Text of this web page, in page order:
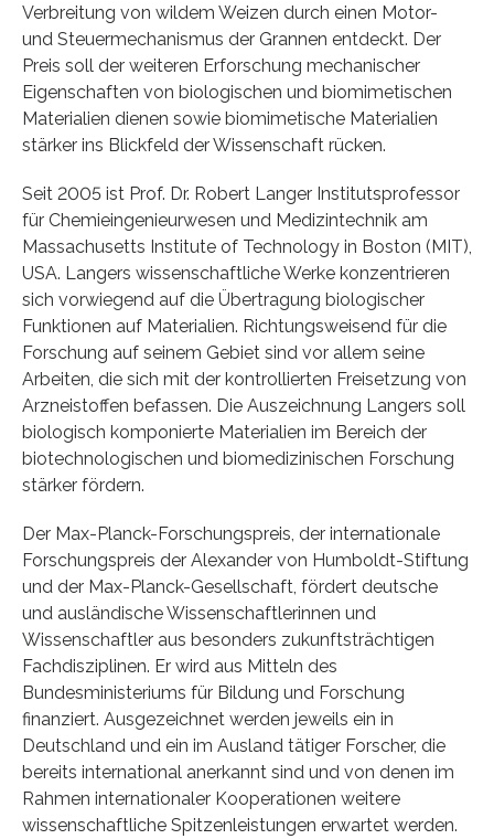
Verbreitung von wildem Weizen durch einen Motor-
und Steuermechanismus der Grannen entdeckt. Der
Preis soll der weiteren Erforschung mechanischer
Eigenschaften von biologischen und biomimetischen
Materialien dienen sowie biomimetische Materialien
stärker ins Blickfeld der Wissenschaft rücken.
Seit 2005 ist Prof. Dr. Robert Langer Institutsprofessor
für Chemieingenieurwesen und Medizintechnik am
Massachusetts Institute of Technology in Boston (MIT),
USA. Langers wissenschaftliche Werke konzentrieren
sich vorwiegend auf die Übertragung biologischer
Funktionen auf Materialien. Richtungsweisend für die
Forschung auf seinem Gebiet sind vor allem seine
Arbeiten, die sich mit der kontrollierten Freisetzung von
Arzneistoffen befassen. Die Auszeichnung Langers soll
biologisch komponierte Materialien im Bereich der
biotechnologischen und biomedizinischen Forschung
stärker fördern.
Der Max-Planck-Forschungspreis, der internationale
Forschungspreis der Alexander von Humboldt-Stiftung
und der Max-Planck-Gesellschaft, fördert deutsche
und ausländische Wissenschaftlerinnen und
Wissenschaftler aus besonders zukunftsträchtigen
Fachdisziplinen. Er wird aus Mitteln des
Bundesministeriums für Bildung und Forschung
finanziert. Ausgezeichnet werden jeweils ein in
Deutschland und ein im Ausland tätiger Forscher, die
bereits international anerkannt sind und von denen im
Rahmen internationaler Kooperationen weitere
wissenschaftliche Spitzenleistungen erwartet werden.